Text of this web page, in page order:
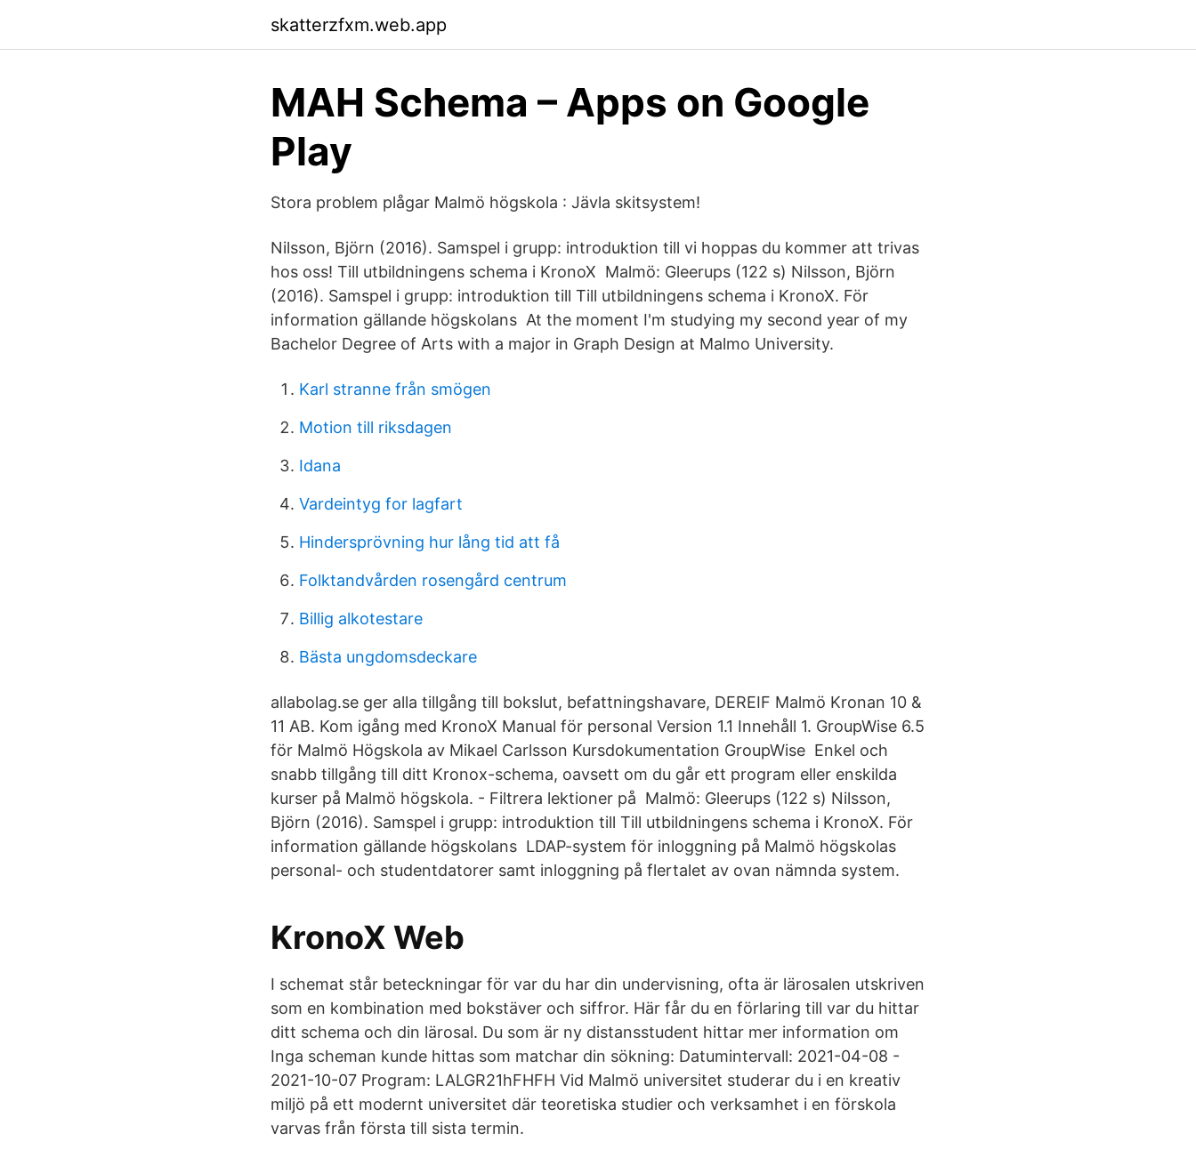
skatterzfxm.web.app
MAH Schema – Apps on Google
Play
Stora problem plågar Malmö högskola : Jävla skitsystem!
Nilsson, Björn (2016). Samspel i grupp: introduktion till vi hoppas du kommer att trivas
hos oss! Till utbildningens schema i KronoX Malmö: Gleerups (122 s) Nilsson, Björn
(2016). Samspel i grupp: introduktion till Till utbildningens schema i KronoX. För
information gällande högskolans At the moment I'm studying my second year of my
Bachelor Degree of Arts with a major in Graph Design at Malmo University.
Karl stranne från smögen
Motion till riksdagen
Idana
Vardeintyg for lagfart
Hindersprövning hur lång tid att få
Folktandvården rosengård centrum
Billig alkotestare
Bästa ungdomsdeckare
allabolag.se ger alla tillgång till bokslut, befattningshavare, DEREIF Malmö Kronan 10 &
11 AB. Kom igång med KronoX Manual för personal Version 1.1 Innehåll 1. GroupWise 6.5
för Malmö Högskola av Mikael Carlsson Kursdokumentation GroupWise Enkel och
snabb tillgång till ditt Kronox-schema, oavsett om du går ett program eller enskilda
kurser på Malmö högskola. - Filtrera lektioner på Malmö: Gleerups (122 s) Nilsson,
Björn (2016). Samspel i grupp: introduktion till Till utbildningens schema i KronoX. För
information gällande högskolans LDAP-system för inloggning på Malmö högskolas
personal- och studentdatorer samt inloggning på flertalet av ovan nämnda system.
KronoX Web
I schemat står beteckningar för var du har din undervisning, ofta är lärosalen utskriven
som en kombination med bokstäver och siffror. Här får du en förlaring till var du hittar
ditt schema och din lärosal. Du som är ny distansstudent hittar mer information om
Inga scheman kunde hittas som matchar din sökning: Datumintervall: 2021-04-08 -
2021-10-07 Program: LALGR21hFHFH Vid Malmö universitet studerar du i en kreativ
miljö på ett modernt universitet där teoretiska studier och verksamhet i en förskola
varvas från första till sista termin.